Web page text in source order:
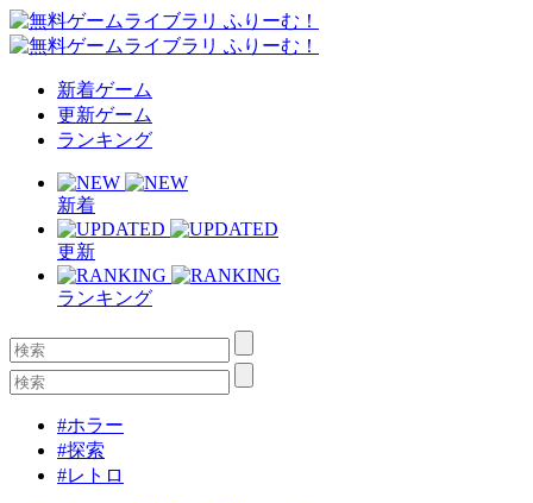
新着ゲーム
更新ゲーム
ランキング
新着
更新
ランキング
#ホラー
#探索
#レトロ